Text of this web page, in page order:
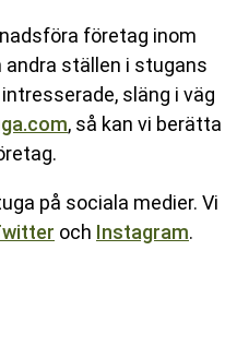
företag inom
andra ställen i stugans
släng i väg
, så kan vi berätta
på sociala medier. Vi
och Instagram.